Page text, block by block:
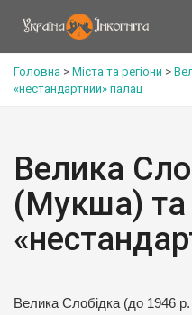
Головна > Міста та регіони >
«нестандартний» палац
Велика
(Мукша) та
Велика Слобідка (до 1946